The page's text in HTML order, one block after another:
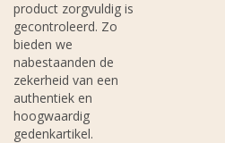
product zorgvuldig is
gecontroleerd. Zo
bieden we
nabestaanden de
zekerheid van een
authentiek en
hoogwaardig
gedenkartikel.